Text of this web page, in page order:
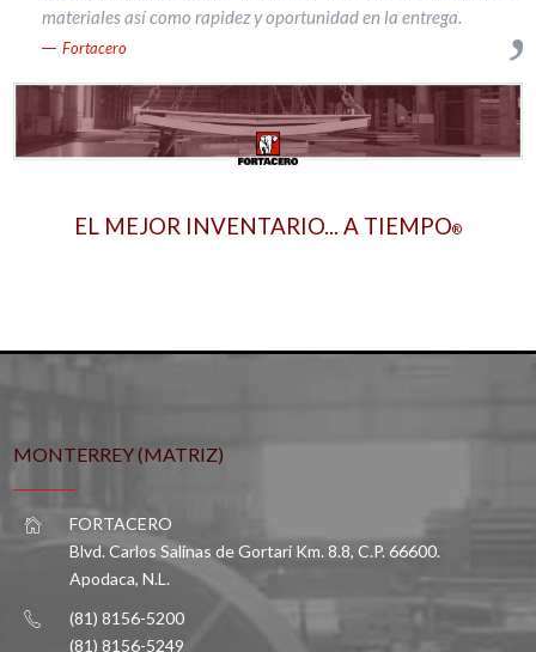
materiales así como rapidez y oportunidad en la entrega.
Fortacero
EL MEJOR INVENTARIO... A TIEMPO®
MONTERREY (MATRIZ)
FORTACERO
Blvd. Carlos Salinas de Gortari Km. 8.8, C.P. 66600.
Apodaca, N.L.
(81) 8156-5200
(81) 8156-5249